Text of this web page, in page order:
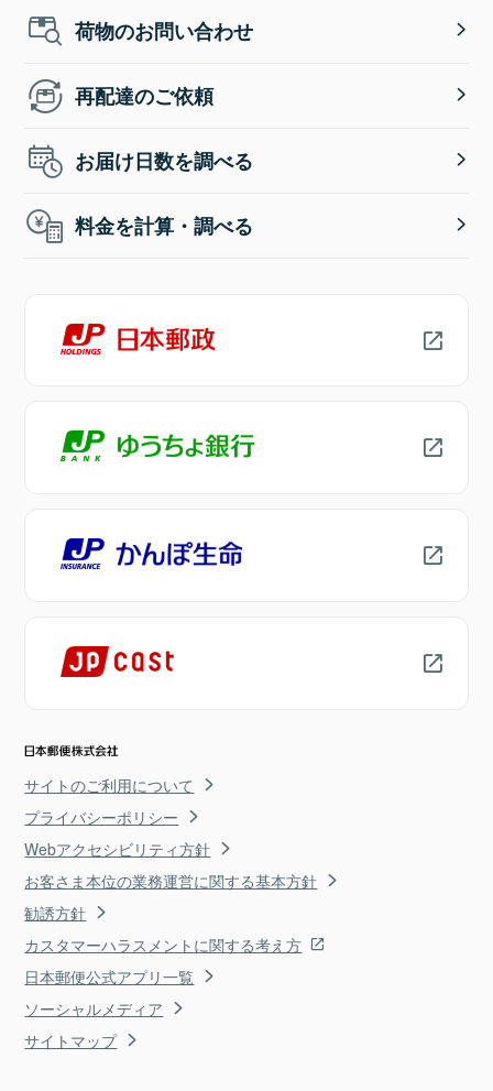
荷物のお問い合わせ
再配達のご依頼
お届け日数を調べる
料金を計算・調べる
サイトのご利用について
プライバシーポリシー
Webアクセシビリティ方針
お客さま本位の業務運営に関する基本方針
勧誘方針
カスタマーハラスメントに関する考え方
日本郵便公式アプリ一覧
ソーシャルメディア
サイトマップ